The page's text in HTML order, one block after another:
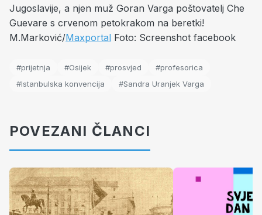
Jugoslavije, a njen muž Goran Varga poštovatelj Che
Guevare s crvenom petokrakom na beretki!
M.Marković/Maxportal Foto: Screenshot facebook
#prijetnja #Osijek #prosvjed
#profesorica
#Istanbulska konvencija
#Sandra Uranjek Varga
POVEZANI ČLANCI